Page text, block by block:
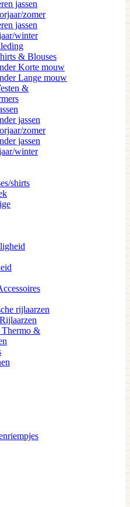
jassen
zomer
jassen
winter
& Blouses
Korte mouw
Lange mouw
&
jassen
zomer
jassen
winter
shirts
rijlaarzen
Thermo &